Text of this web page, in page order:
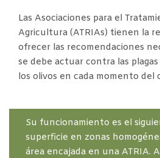
Las Asociaciones para el
Agricultura (ATRIAs) tienen la
ofrecer las recomendaciones
se debe actuar contra las
los olivos en cada momento del
Su funcionamiento es el
superficie en zonas
área encajada en una ATRIA.